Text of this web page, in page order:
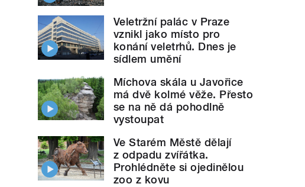
Veletržní palác v Praze
vznikl jako místo pro
konání veletrhů. Dnes je
sídlem umění
Míchova skála u Javořice
má dvě kolmé věže. Přesto
se na ně dá pohodlně
vystoupat
Ve Starém Městě dělají
z odpadu zvířátka.
Prohlédněte si ojedinělou
zoo z kovu